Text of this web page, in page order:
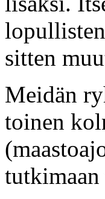
sitten
Meidän
toinen